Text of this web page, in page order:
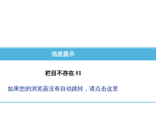
信息提示
栏目不存在 #1
如果您的浏览器没有自动跳转，请点击这里